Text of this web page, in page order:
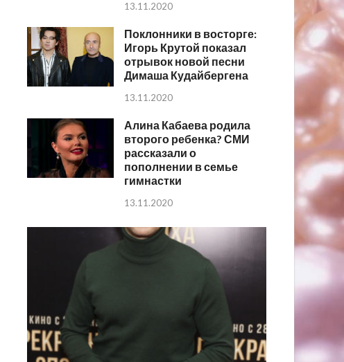
13.11.2020
Поклонники в восторге:
Игорь Крутой показал
отрывок новой песни
Димаша Кудайбергена
13.11.2020
Алина Кабаева родила
второго ребенка? СМИ
рассказали о
пополнении в семье
гимнастки
13.11.2020